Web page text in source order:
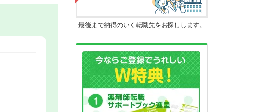
最後まで納得のいく転職先をお探しします。